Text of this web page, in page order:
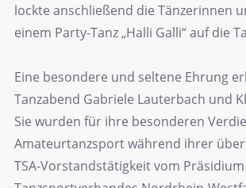
lockte anschließend die Tänzerinnen
einem Party-Tanz „Halli Galli“ auf die
Eine besondere und seltene Ehrung
Tanzabend Gabriele Lauterbach und
Sie wurden für ihre besonderen
Amateurtanzsport während ihrer
TSA-Vorstandstätigkeit vom